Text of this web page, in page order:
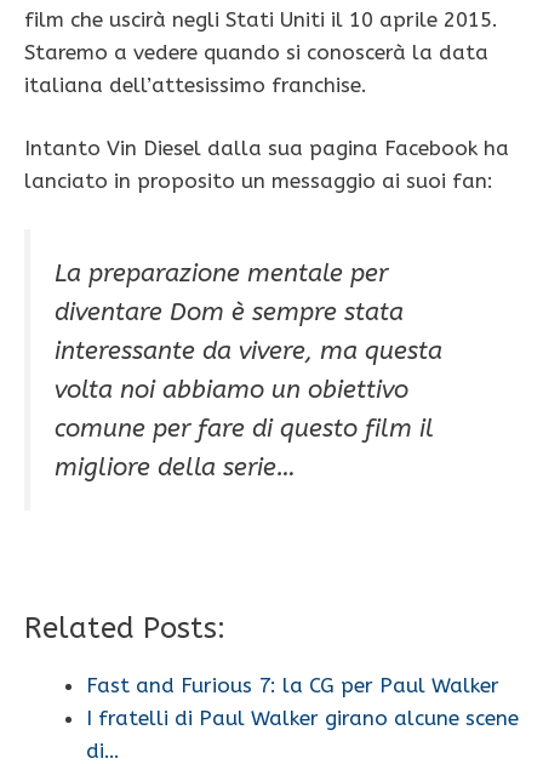
film che uscirà negli Stati Uniti il 10 aprile 2015.
Staremo a vedere quando si conoscerà la data
italiana dell’attesissimo franchise.
Intanto Vin Diesel dalla sua pagina Facebook ha
lanciato in proposito un messaggio ai suoi fan:
La preparazione mentale per
diventare Dom è sempre stata
interessante da vivere, ma questa
volta noi abbiamo un obiettivo
comune per fare di questo film il
migliore della serie…
Related Posts:
Fast and Furious 7: la CG per Paul Walker
I fratelli di Paul Walker girano alcune scene
di…